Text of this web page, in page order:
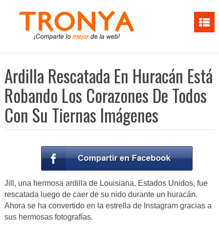
Ardilla Rescatada En Huracán Está
Robando Los Corazones De Todos
Con Su Tiernas Imágenes
Jill, una hermosa ardilla de Louisiana, Estados Unidos, fue
rescatada luego de caer de su nido durante un huracán.
Ahora se ha convertido en la estrella de Instagram gracias a
sus hermosas fotografías.